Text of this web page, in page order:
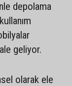
depolama
geliyor.
olarak ele